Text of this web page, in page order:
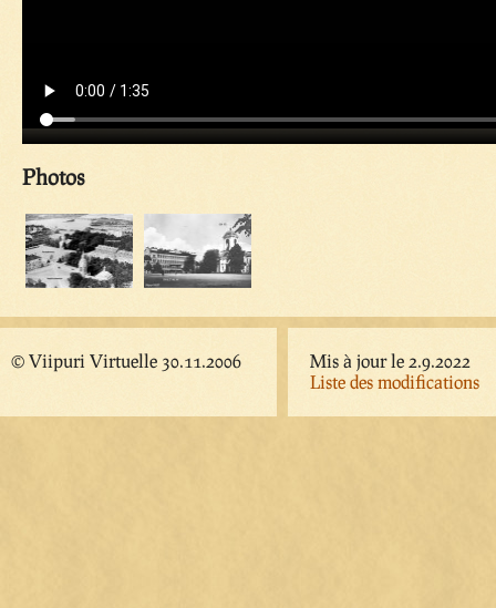
Photos
© Viipuri Virtuelle 30.11.2006
Mis à jour le 2.9.2022
Liste des modifications